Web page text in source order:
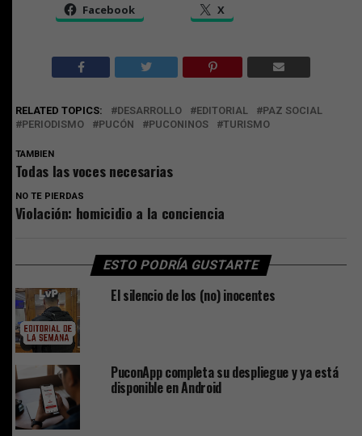
Facebook X
RELATED TOPICS: DESARROLLO EDITORIAL
PAZ SOCIAL
PERIODISMO
PUCÓN PUCONINOS TURISMO
TAMBIEN
Todas las voces necesarias
NO TE PIERDAS
Violación: homicidio a la conciencia
ESTO PODRÍA GUSTARTE
El silencio de los (no) inocentes
PuconApp completa su despliegue y ya está
disponible en Android